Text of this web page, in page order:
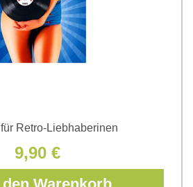
Retro-Liebhaberinen
9,90 €